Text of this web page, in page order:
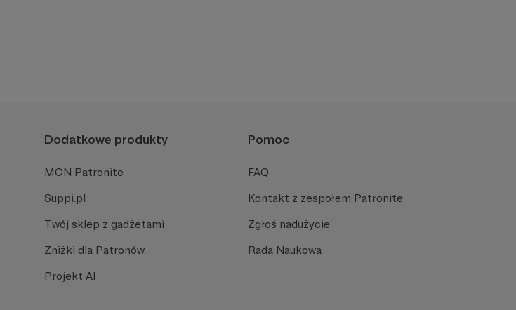
Dodatkowe produkty
MCN Patronite
Suppi.pl
Twój sklep z gadżetami
Zniżki dla Patronów
Projekt AI
Pomoc
FAQ
Kontakt z zespołem Patronite
Zgłoś nadużycie
Rada Naukowa